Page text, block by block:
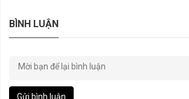
BÌNH LUẬN
Gửi bình luận